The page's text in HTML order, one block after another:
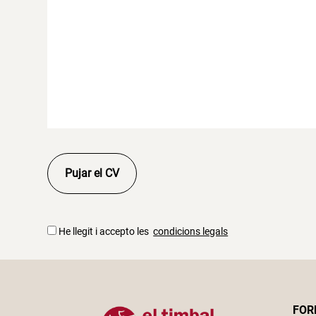
Pujar el CV
He llegit i accepto lescondicions legals